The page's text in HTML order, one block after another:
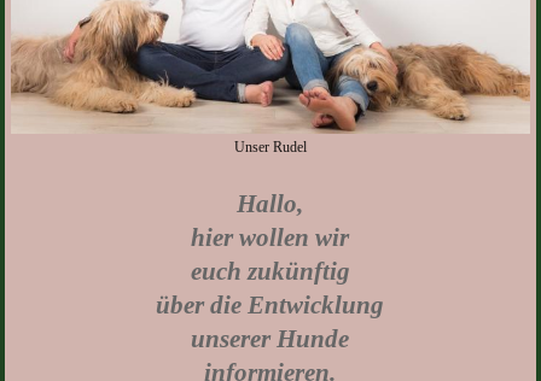
Unser Rudel
Hallo,
hier wollen wir
euch zukünftig
über die Entwicklung
unserer Hunde
informieren.